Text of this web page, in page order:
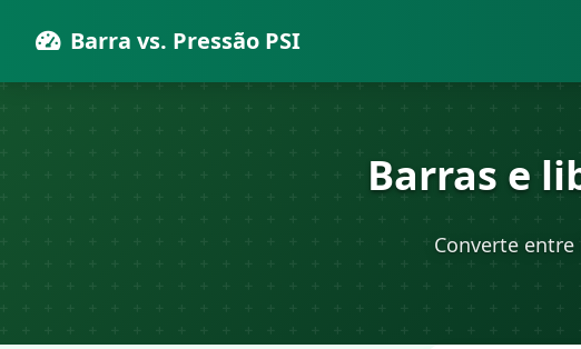
Barra vs. Pressão PSI
Barras e
Converte